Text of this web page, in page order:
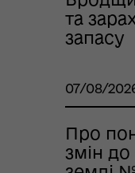
та
запасу
07/08/
Про
змін